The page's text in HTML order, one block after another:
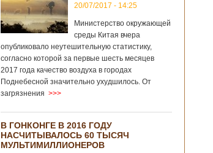
20/07/2017 - 14:25
Министерство окружающей
среды Китая вчера
опубликовало неутешительную статистику,
согласно которой за первые шесть месяцев
2017 года качество воздуха в городах
Поднебесной значительно ухудшилось. От
загрязнения >>>
В ГОНКОНГЕ В 2016 ГОДУ
НАСЧИТЫВАЛОСЬ 60 ТЫСЯЧ
МУЛЬТИМИЛЛИОНЕРОВ